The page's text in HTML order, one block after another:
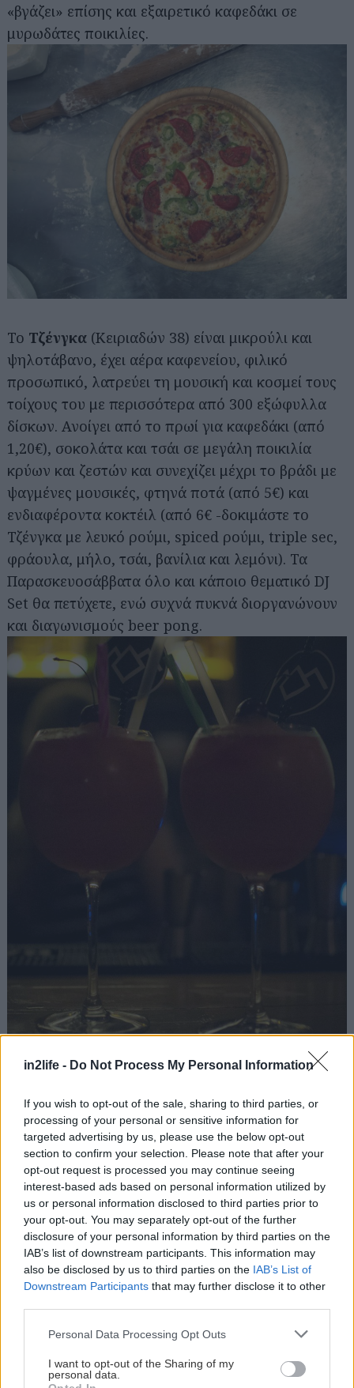
in2life - Do Not Process My Personal Information
If you wish to opt-out of the sale, sharing to third parties, or
processing of your personal or sensitive information for
targeted advertising by us, please use the below opt-out
section to confirm your selection. Please note that after your
opt-out request is processed you may continue seeing
interest-based ads based on personal information utilized by
us or personal information disclosed to third parties prior to
your opt-out. You may separately opt-out of the further
disclosure of your personal information by third parties on the
IAB’s list of downstream participants. This information may
also be disclosed by us to third parties on the IAB’s List of
Downstream Participants that may further disclose it to other
Please note that this website/app uses one or more Google
not limited to your visit or usage behaviour. You may click to
grant or deny consent to Google and its third-party tags to
Personal Data Processing Opt Outs
I want to opt-out of the Sharing of my
personal data.
«βγάζει» επίσης και εξαιρετικό καφεδάκι σε
μυρωδάτες ποικιλίες.
Το Τζένγκα (Κειριαδών 38) είναι μικρούλι και
ψηλοτάβανο, έχει αέρα καφενείου, φιλικό
προσωπικό, λατρεύει τη μουσική και κοσμεί τους
τοίχους του με περισσότερα από 300 εξώφυλλα
δίσκων. Ανοίγει από το πρωί για καφεδάκι (από
1,20€), σοκολάτα και τσάι σε μεγάλη ποικιλία
κρύων και ζεστών και συνεχίζει μέχρι το βράδι με
ψαγμένες μουσικές, φτηνά ποτά (από 5€) και
ενδιαφέροντα κοκτέιλ (από 6€ -δοκιμάστε το
Τζένγκα με λευκό ρούμι, spiced ρούμι, triple sec,
φράουλα, μήλο, τσάι, βανίλια και λεμόνι). Τα
Παρασκευοσάββατα όλο και κάποιο θεματικό DJ
Set θα πετύχετε, ενώ συχνά πυκνά διοργανώνουν
και διαγωνισμούς beer pong.
Οι υπογλυκαιμίες στην περιοχή λύνονται με μια
επίσκεψη στο παραμυθένιο Alice Cakewitch
(Ηούς 42), ένα γλυκοπωλείο που αγαπάει τα
muffins, αλλά και άλλες γλυκές αμαρτίες όπως
brownies, μπισκότα, μιλφέιγ, cupcakes,
πορτοκαλόπιτες, cheesecake και milkshakes. Και
όλα αυτά βγαίνουν προς τα έξω και καταλήγουν
κατευθείαν στο στόμα μας. Τις Κυριακές σερβίρει
και brunch με… ενισχύσεις από αλμυρές γεύσεις.